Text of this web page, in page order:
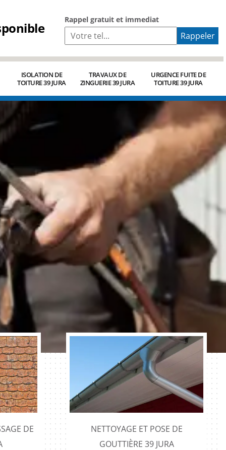
Rappel gratuit et immediat
ISOLATION DE
TOITURE 39 JURA
TRAVAUX DE
ZINGUERIE 39 JURA
URGENCE FUITE DE
TOITURE 39 JURA
DE
NETTOYAGE ET POSE DE
GOUTTIÈRE 39 JURA